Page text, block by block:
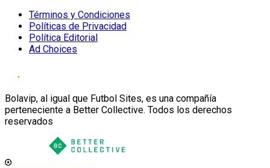
Términos y Condiciones
Políticas de Privacidad
Política Editorial
Ad Choices
Bolavip, al igual que Futbol Sites, es una compañía
perteneciente a Better Collective. Todos los derechos
reservados